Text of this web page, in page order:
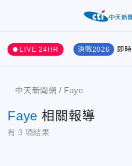
LIVE 24HR 決戰2026 即時
中天新聞網 Faye
Faye 相關報導
有 3 項結果